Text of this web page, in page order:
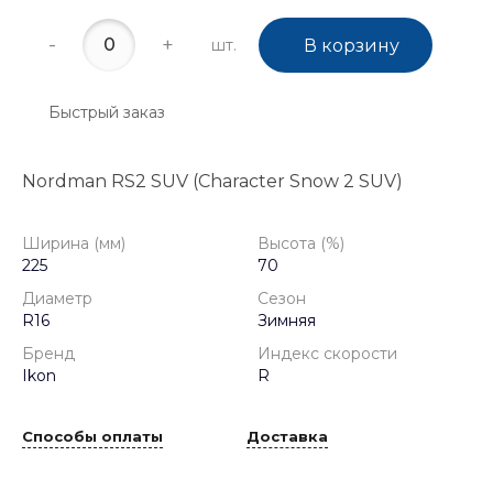
- + шт. В корзину
Быстрый заказ
Nordman RS2 SUV (Character Snow 2 SUV)
Ширина (мм)
225
Высота (%)
70
Диаметр
R16
Сезон
Зимняя
Бренд
Ikon
Индекс скорости
R
Способы оплаты Доставка